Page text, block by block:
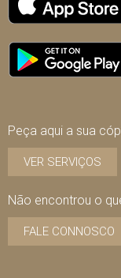
Peça aqui a sua
VER SERVIÇOS
Não encontrou o
FALE CONNOSCO